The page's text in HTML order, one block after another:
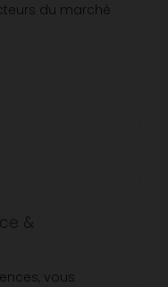
du marché
&
vous